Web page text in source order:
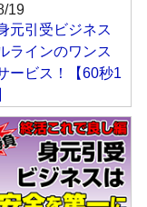
19
元引受ビジネス
ラインのワンス
ービス！【60秒1